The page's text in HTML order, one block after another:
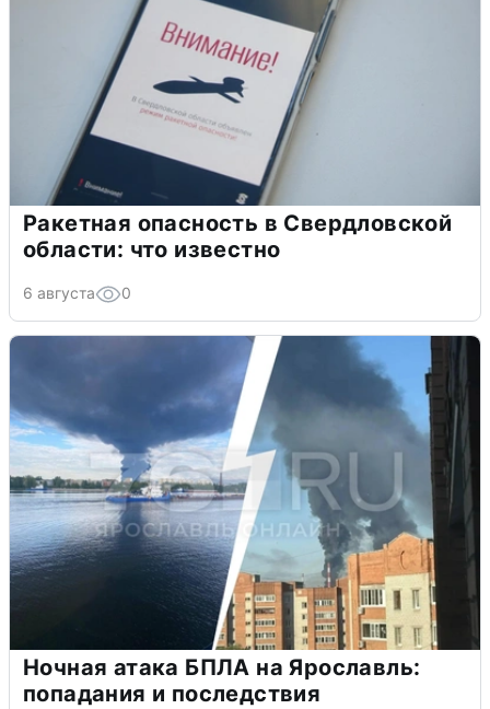
Ракетная опасность в Свердловской
области: что известно
6 августа 0
Ночная атака БПЛА на Ярославль:
попадания и последствия